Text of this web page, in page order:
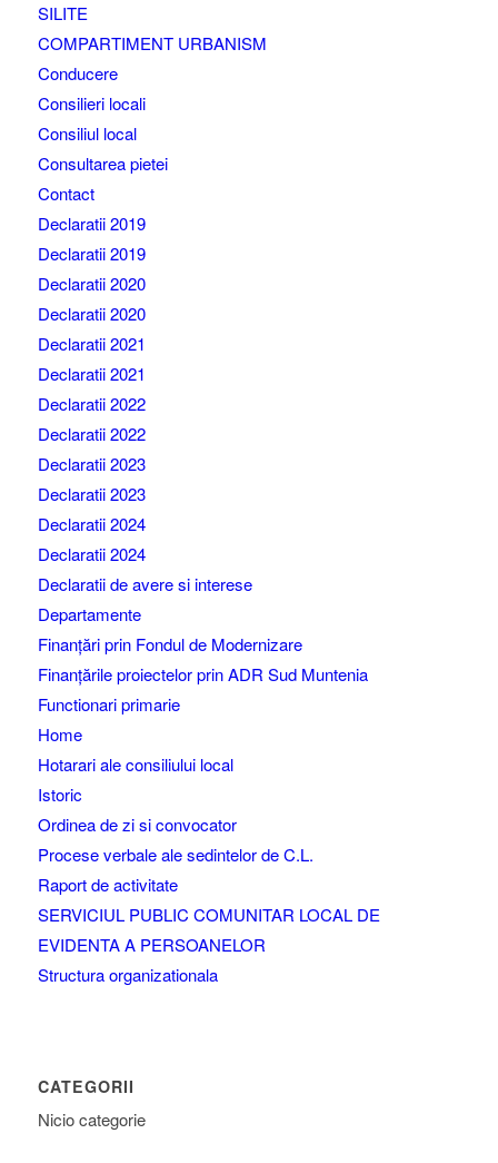
SILITE
COMPARTIMENT URBANISM
Conducere
Consilieri locali
Consiliul local
Consultarea pietei
Contact
Declaratii 2019
Declaratii 2019
Declaratii 2020
Declaratii 2020
Declaratii 2021
Declaratii 2021
Declaratii 2022
Declaratii 2022
Declaratii 2023
Declaratii 2023
Declaratii 2024
Declaratii 2024
Declaratii de avere si interese
Departamente
Finanțări prin Fondul de Modernizare
Finanțările proiectelor prin ADR Sud Muntenia
Functionari primarie
Home
Hotarari ale consiliului local
Istoric
Ordinea de zi si convocator
Procese verbale ale sedintelor de C.L.
Raport de activitate
SERVICIUL PUBLIC COMUNITAR LOCAL DE
EVIDENTA A PERSOANELOR
Structura organizationala
CATEGORII
Nicio categorie